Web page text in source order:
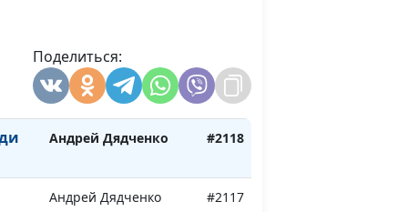
Поделиться:
Андрей Дядченко #2120
Андрей Дядченко #2119
Андрей Дядченко #2118
Андрей Дядченко #2117